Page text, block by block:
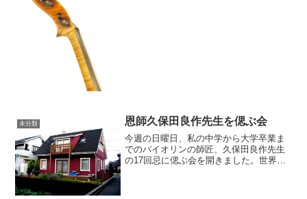
未分類 恩師久保田良作先生を偲ぶ会
今週の日曜日、私の中学から大学卒業ま
でのバイオリンの師匠、久保田良作先生
の17回忌に偲ぶ会を開きました。世界中